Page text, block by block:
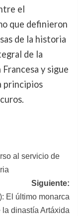
el
que definieron
de la historia
de la
y sigue
principios
al servicio de
Siguiente:
El último monarca
la dinastía Artáxida